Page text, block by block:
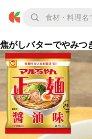
焦がしバターでやみつ